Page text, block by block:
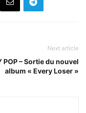
Next article
POP – Sortie du nouvel
album « Every Loser »